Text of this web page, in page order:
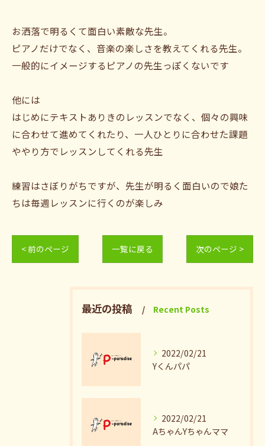
お洒落で明るくて面白い素敵な先生。
ピアノだけでなく、音楽の楽しさを教えてくれる先生。
一般的にイメージするピアノの先生っぽくないです
他には
はじめにテキストありきのレッスンでなく、個々の興味
に合わせて進めてくれたり、一人ひとりに合わせた課題
ややり方でレッスンしてくれる先生
練習はさぼりがちですが、先生が明るく面白いので娘た
ちは毎週レッスンに行くのが楽しみ
< 前のページ 一覧に戻る 次のページ >
最近の投稿 Recent Posts
2022/02/21
Yくんパパ
2022/02/21
AちゃんYちゃんママ